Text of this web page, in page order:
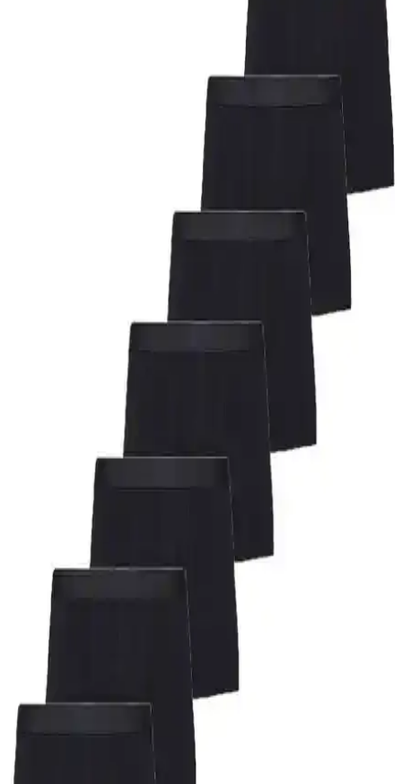
Cnt Erkek Esnek Kumaş Siyah Boxer, hareket özgürlüğü ve yüksek
konfor sağlayan, sade tasarımıyla günlük kullanım için ideal bir iç
giyim ürünüdür. Pamuk içeriği ve dayanıklılığıyla öne çıkar.
Tutku Erkek Kom Slip Kilot 6'lı Paket: Rahat ve
Fonksiyonel Günlük İç Giyim Seçeneği
Yüksek pamuk içeriği ve çeşitli beden seçenekleriyle Tutku erkek
slip paketleri, rahatlık ve fonksiyonellik sağlar. Dikiş ve beden
sorunlarına dikkat edilmesi önerilir.
Afrodit Life ve John Lion Erkek Boxer
Karşılaştırması: Malzeme, Konfor ve Dayanıklılık
Afrodit Life ve John Lion erkek boxerları, malzeme kalitesi, konfor
ve dayanıklılık açısından karşılaştırılıyor. Hangi ürün ihtiyaçlara
daha uygun, detaylar burada.
AVVA Siyah ve Lufian Rose Erkek Pamuklu Boxer
Karşılaştırması: Özellikler, Kullanıcı Yorumları ve
Performans Analizi
AVVA ve Lufian Rose erkek boxerleri, pamuk oranı ve tasarım
açısından farklılıklar gösteriyor. Konfor, dayanıklılık ve beden
uyumu gibi özellikler detaylı inceleniyor.
Mavi Akrep ve Mavi Gezegen Lacivert Boxer
Karşılaştırması: Tasarım, Malzeme ve Kullanıcı
İki popüler Mavi boxer modeli olan Akrep ve Gezegen, tasarım,
malzeme ve kullanıcı deneyimleri açısından karşılaştırıldı. Hangi
modelin ihtiyaçlarınıza daha uygun olduğunu öğrenin.
Özkan Erkek Atlet 3'lü Paket Konfor ve Kalite
Sunan Günlük İç Giyim Seçeneği
Özkan Underwear 0113 3'lü erkek atlet paketi, yüksek kalite, pamuk
içeriği ve çeşitli beden seçenekleriyle günlük kullanımda rahatlık ve
şıklık sağlar.
Gizem İç Giyim ve Tutku Elit Erkek Slip Külotları
Karşılaştırması